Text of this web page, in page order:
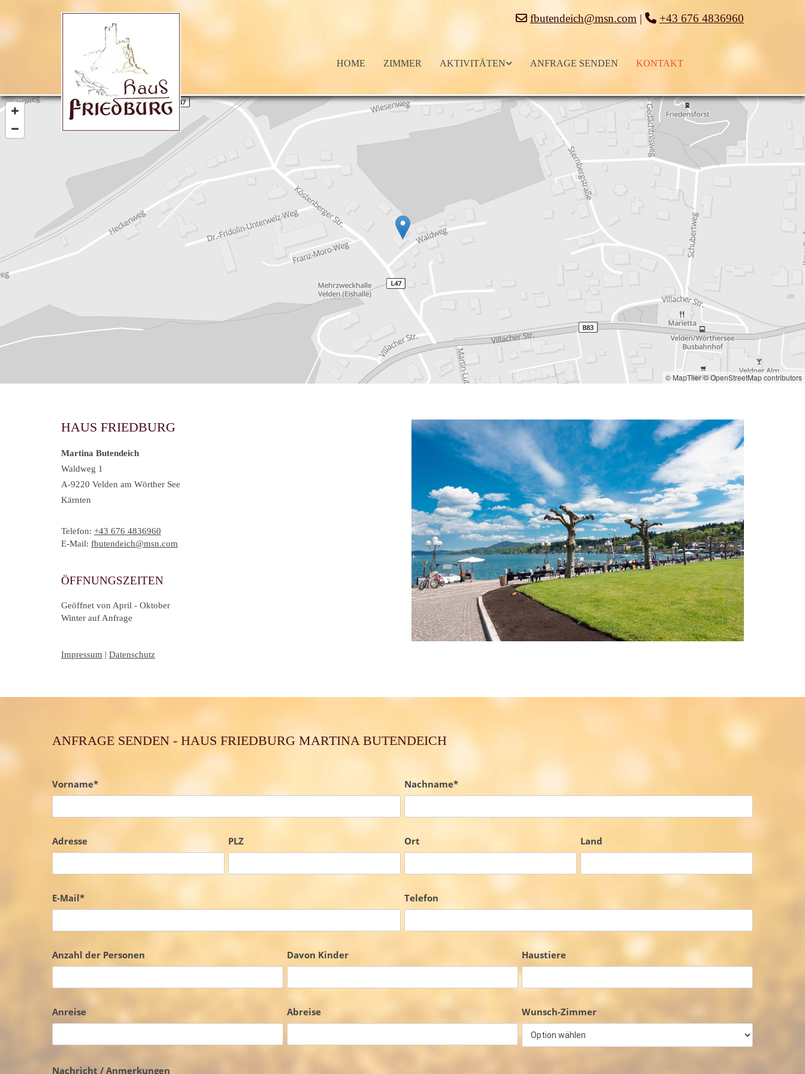
 fbutendeich@msn.com |  +43 676 4836960
HOME ZIMMER AKTIVITÄTEN ANFRAGE SENDEN KONTAKT
© MapTiler© OpenStreetMap contributors
HAUS FRIEDBURG
Martina Butendeich
Waldweg 1
A-9220 Velden am Wörther See
Kärnten
Telefon: +43 676 4836960
E-Mail: fbutendeich@msn.com
ÖFFNUNGSZEITEN
Geöffnet von April - Oktober
Winter auf Anfrage
Impressum | Datenschutz
ANFRAGE SENDEN - HAUS FRIEDBURG MARTINA BUTENDEICH
Vorname* Nachname*
Adresse PLZ Ort Land
E-Mail* Telefon
Anzahl der Personen Davon Kinder Haustiere
Anreise Abreise Wunsch-Zimmer
Nachricht / Anmerkungen